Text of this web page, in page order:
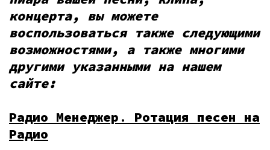
концерта, вы можете
воспользоваться также следующими
возможностями, а также многими
другими указанными на нашем
сайте:
Радио Менеджер . Ротация песен на
Радио